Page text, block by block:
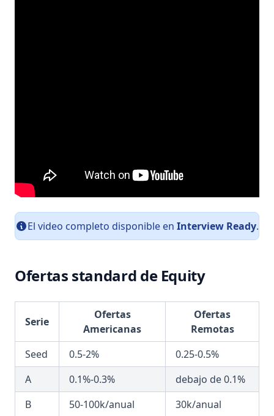
El video completo disponible en Interview Ready.
Ofertas standard de Equity
Serie
Ofertas
Americanas
Ofertas
Remotas
Seed
0.5-2%
0.25-0.5%
A
0.1%-0.3%
debajo de 0.1%
B
50-100k/anual
30k/anual